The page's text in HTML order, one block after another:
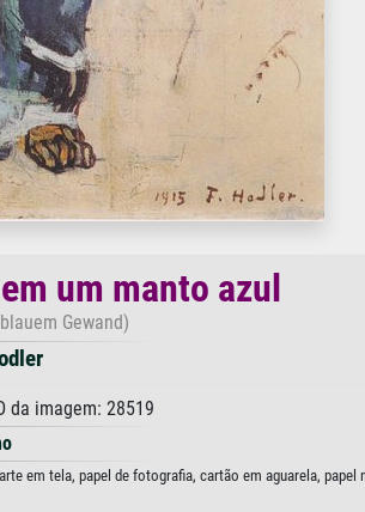
um manto azul
Gewand)
da imagem: 28519
em tela, papel de fotografia, cartão em aguarela, papel